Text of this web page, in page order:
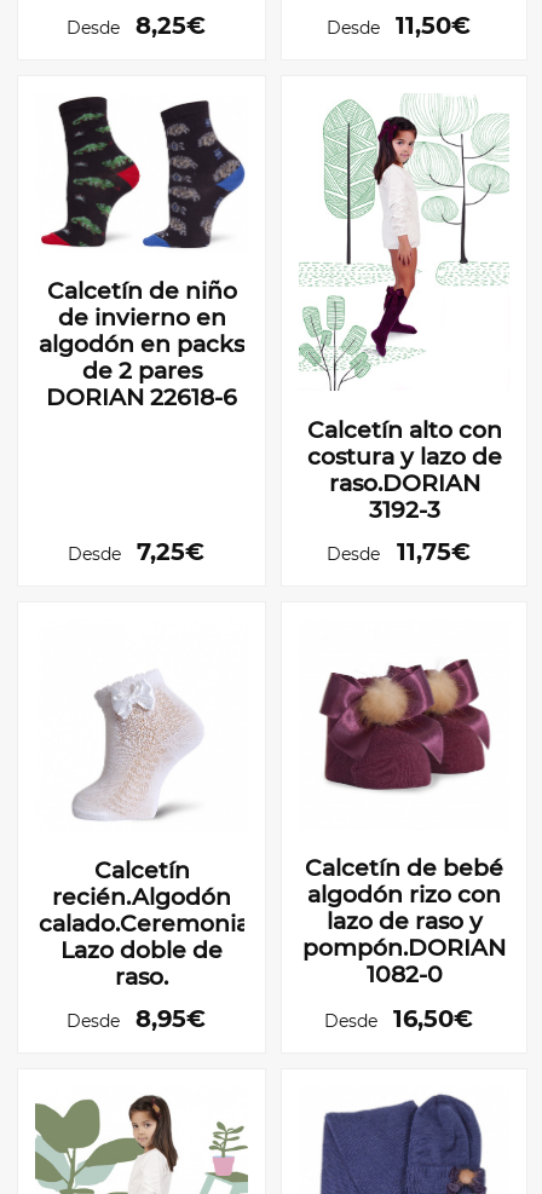
Desde 8,25€ Desde 11,50€
Calcetín de niño
de invierno en
algodón en packs
de 2 pares
DORIAN 22618-6
Desde 7,25€
Calcetín alto con
costura y lazo de
raso.DORIAN
3192-3
Desde 11,75€
Calcetín
recién.Algodón
calado.Ceremonia.
Lazo doble de
raso.
Desde 8,95€
Calcetín de bebé
algodón rizo con
lazo de raso y
pompón.DORIAN
1082-0
Desde 16,50€